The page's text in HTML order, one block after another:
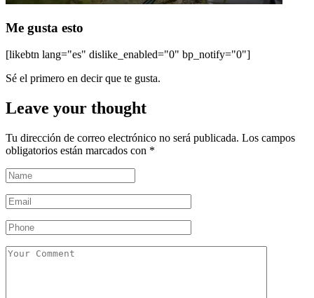
Me gusta esto
[likebtn lang="es" dislike_enabled="0" bp_notify="0"]
Sé el primero en decir que te gusta.
Leave your thought
Tu dirección de correo electrónico no será publicada. Los campos
obligatorios están marcados con *